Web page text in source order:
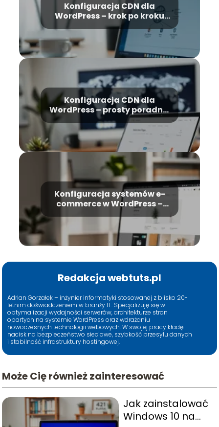
Konfiguracja CDN dla
WordPress – krok po kroku
dla początkujących
Konfiguracja CDN dla
WordPress – prosty poradnik
krok po kroku
Konfiguracja systemów e-
commerce w WordPress –
kompletny poradnik
Redakcja webtuts.pl
Adrian Gorzałek – inżynier informatyki stosowanej z blisko 20-
letnim doświadczeniem w branży IT. Specjalizuję się w
optymalizacji wydajności serwerów, architekturze stron
opartych na systemie WordPress oraz wdrażaniu
nowoczesnych technologii webowych. W swojej pracy kładę
nacisk na bezpieczeństwo sieciowe, szybkość przesyłu danych
i stabilność infrastruktury hostingowej.
Może Cię również zainteresować
Jak zainstalować
Windows 10 na